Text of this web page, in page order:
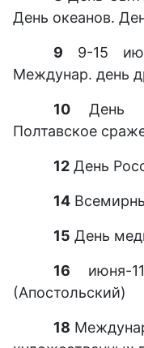
День океанов.
9 9-15
Междунар. день
10 День
Полтавское
12 День
14
15 День
16 июня-
(Апостольский)
18